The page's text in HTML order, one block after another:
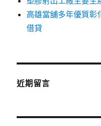
高雄當舖多年優質彰
借貸
近期留言